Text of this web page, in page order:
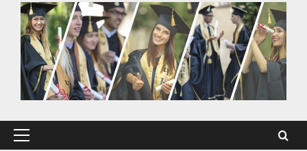
Primary